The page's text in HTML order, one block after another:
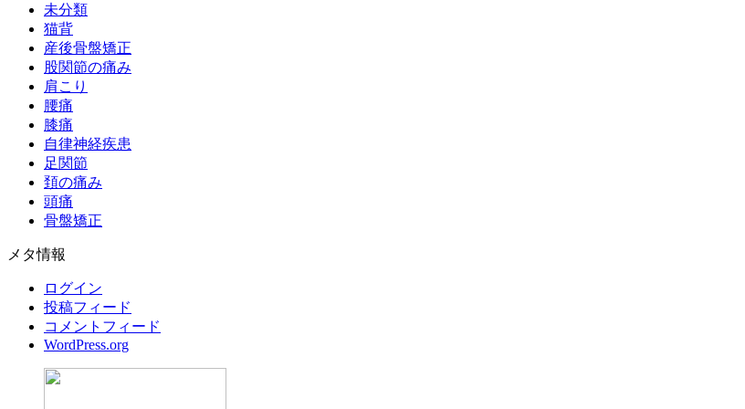
未分類
猫背
産後骨盤矯正
股関節の痛み
肩こり
腰痛
膝痛
自律神経疾患
足関節
頚の痛み
頭痛
骨盤矯正
メタ情報
ログイン
投稿フィード
コメントフィード
WordPress.org